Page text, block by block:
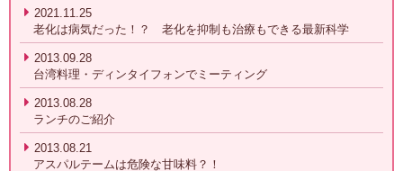
2021.11.25
老化は病気だった！？ 老化を抑制も治療もできる最新科学
2013.09.28
台湾料理・ディンタイフォンでミーティング
2013.08.28
ランチのご紹介
2013.08.21
アスパルテームは危険な甘味料？！